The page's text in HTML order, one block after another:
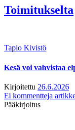
Toimitukselta
Tapio Kivistö
Kesä voi vahvistaa
Kirjoitettu 26.6.2026
Ei kommentteja
Pääkirjoitus